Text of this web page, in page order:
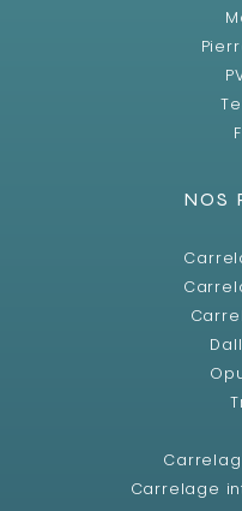
NOS
Carrelage